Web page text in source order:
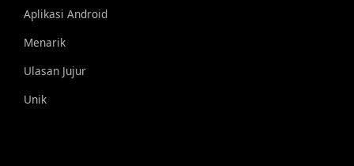
Aplikasi Android
Menarik
Ulasan Jujur
Unik